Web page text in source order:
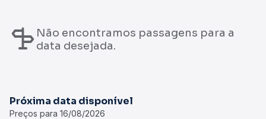
Não encontramos passagens para a
data desejada.
Próxima data disponível
Preços para 16/08/2026